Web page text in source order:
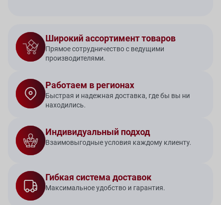
Широкий ассортимент товаров
Прямое сотрудничество с ведущими
производителями.
Работаем в регионах
Быстрая и надежная доставка, где бы вы ни
находились.
Индивидуальный подход
Взаимовыгодные условия каждому клиенту.
Гибкая система доставок
Максимальное удобство и гарантия.